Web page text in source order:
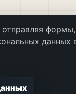
отправляя
данных